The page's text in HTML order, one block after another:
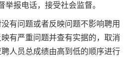
举报电话，接受社会监督。
没有问题或者反映问题不影响聘用
有严重问题并查有实据的，取消
人员总成绩由高到低的顺序进行